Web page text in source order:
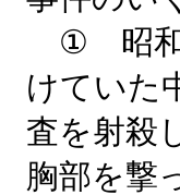
① 昭和
けていた
査を射殺
胸部を撃